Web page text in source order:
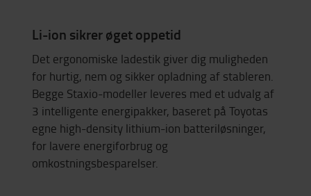
Li-ion sikrer øget oppetid
Det ergonomiske ladestik giver dig muligheden
for hurtig, nem og sikker opladning af stableren.
Begge Staxio-modeller leveres med et udvalg af
3 intelligente energipakker, baseret på Toyotas
egne high-density lithium-ion batteriløsninger,
for lavere energiforbrug og
omkostningsbesparelser.